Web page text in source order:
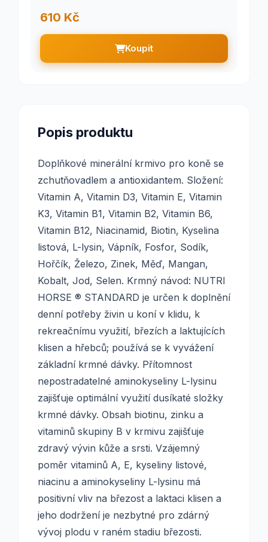
610 Kč
Koupit
Popis produktu
Doplňkové minerální krmivo pro koně se
zchutňovadlem a antioxidantem. Složení:
Vitamin A, Vitamin D3, Vitamin E, Vitamin
K3, Vitamin B1, Vitamin B2, Vitamin B6,
Vitamin B12, Niacinamid, Biotin, Kyselina
listová, L-lysin, Vápník, Fosfor, Sodík,
Hořčík, Železo, Zinek, Měď, Mangan,
Kobalt, Jod, Selen. Krmný návod: NUTRI
HORSE ® STANDARD je určen k doplnění
denní potřeby živin u koní v klidu, k
rekreačnímu využití, březích a laktujících
klisen a hřebců; používá se k vyvážení
základní krmné dávky. Přítomnost
nepostradatelné aminokyseliny L-lysinu
zajišťuje optimální využití dusíkaté složky
krmné dávky. Obsah biotinu, zinku a
vitaminů skupiny B v krmivu zajišťuje
zdravý vývin kůže a srsti. Vzájemný
poměr vitaminů A, E, kyseliny listové,
niacinu a aminokyseliny L-lysinu má
positivní vliv na březost a laktaci klisen a
jeho dodržení je nezbytné pro zdárný
vývoj plodu v raném stadiu březosti.